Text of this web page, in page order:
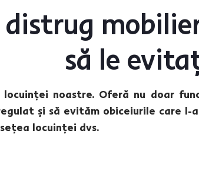
să le
noastre. Oferă nu doar
și să evităm obiceiurile care
locuinței dvs.